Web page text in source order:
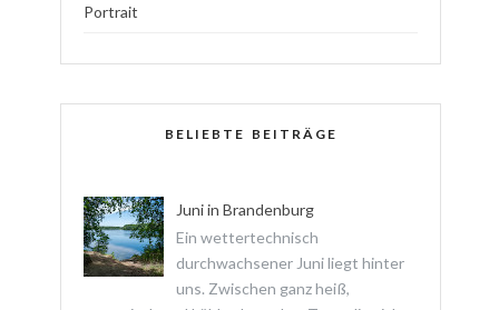
Portrait
BELIEBTE BEITRÄGE
Juni in Brandenburg
Ein wettertechnisch
durchwachsener Juni liegt hinter
uns. Zwischen ganz heiß,